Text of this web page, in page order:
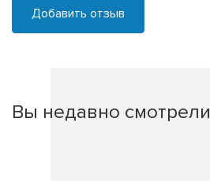
Добавить отзыв
Вы недавно смотрели